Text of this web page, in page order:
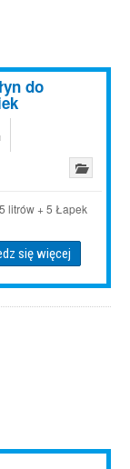
do
litrów + 5 Łapek
się więcej